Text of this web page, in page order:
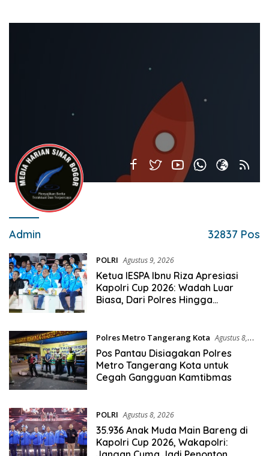
Admin 32837 Pos
POLRI Agustus 9, 2026
Ketua IESPA Ibnu Riza Apresiasi
Kapolri Cup 2026: Wadah Luar
Biasa, Dari Polres Hingga
Polres Metro Tangerang Kota Agustus 8,
2026
Pos Pantau Disiagakan Polres
Metro Tangerang Kota untuk
Cegah Gangguan Kamtibmas
POLRI Agustus 8, 2026
35.936 Anak Muda Main Bareng di
Kapolri Cup 2026, Wakapolri: